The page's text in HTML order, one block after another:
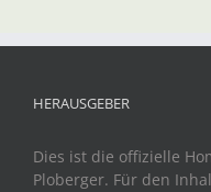
HERAUSGEBER
Dies ist die offizielle
Ploberger. Für den